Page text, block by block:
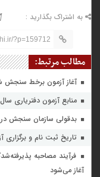
به اشتراک بگذارید :
?p=159712
مطالب مرتبط:
آغاز آزمون برخط سنجش شخصیت
منابع آزمون دفتریاری سال ۱۴۰۵
بدقولی سازمان سنجش در
تاریخ ثبت نام و برگزاری آزمون
فرآیند مصاحبه
آغاز می‌شود